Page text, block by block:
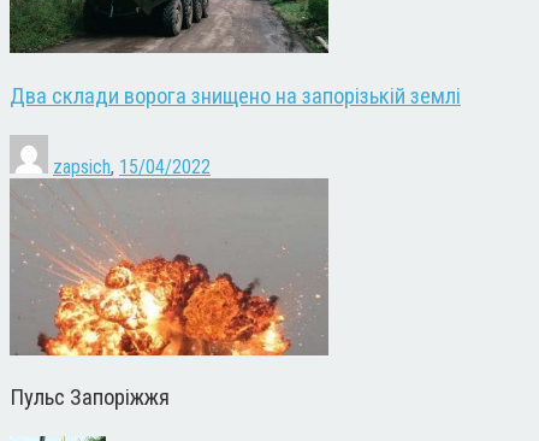
Два склади ворога знищено на запорізькій землі
zapsich, 15/04/2022
Пульс Запоріжжя